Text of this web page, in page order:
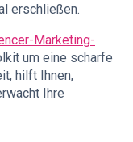
erschließen.
Marketing-
um eine scharfe
hilft Ihnen,
Ihre